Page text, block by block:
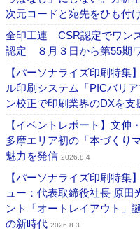
次元コードと宛先をひも付
全印工連 CSR認定でワン
認定 ８月３日から第55期
【パーソナライズ印刷特
ル印刷システム「PICバリ
ン校正で印刷業界のDXを支
【イベントレポート】文
多摩エリア初の「本づく
魅力を発信 2026.8.4
【パーソナライズ印刷特
ュー：代表取締役社長 原
ント「オートレイアウト」
の新時代 2026.8.3